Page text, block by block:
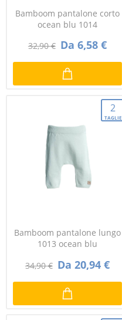
Bamboom pantalone corto
ocean blu 1014
32,90 € Da 6,58 €
2
TAGLIE
Bamboom pantalone lungo
1013 ocean blu
34,90 € Da 20,94 €